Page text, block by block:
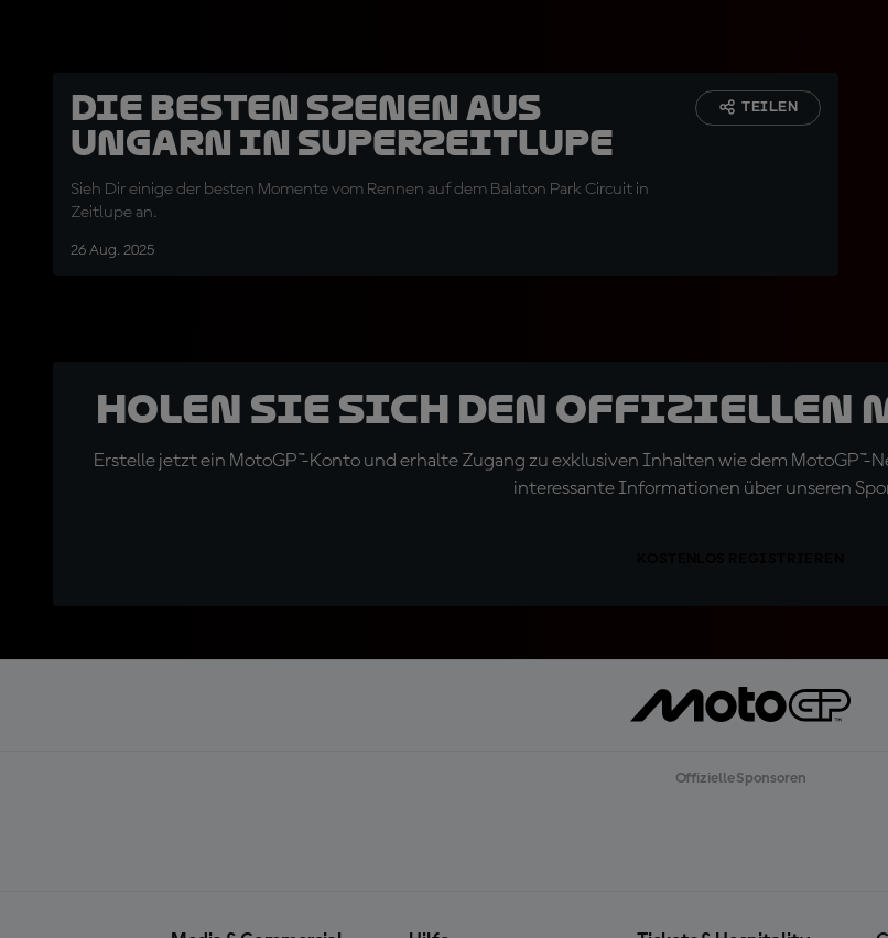
Die besten Szenen aus
Ungarn in Superzeitlupe
Sieh Dir einige der besten Momente vom Rennen auf dem Balaton Park Circuit in
Zeitlupe an.
26 Aug. 2025
TEILEN
Holen Sie sich den offiziellen
Erstelle jetzt ein MotoGP™-Konto und erhalte Zugang zu exklusiven Inhalten wie dem
interessante Informationen über unseren
Offizielle Sponsoren